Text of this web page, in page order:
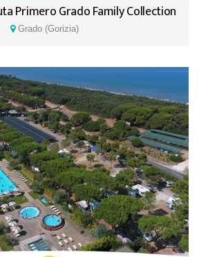
Primero Grado Family Collection
Grado (Gorizia)